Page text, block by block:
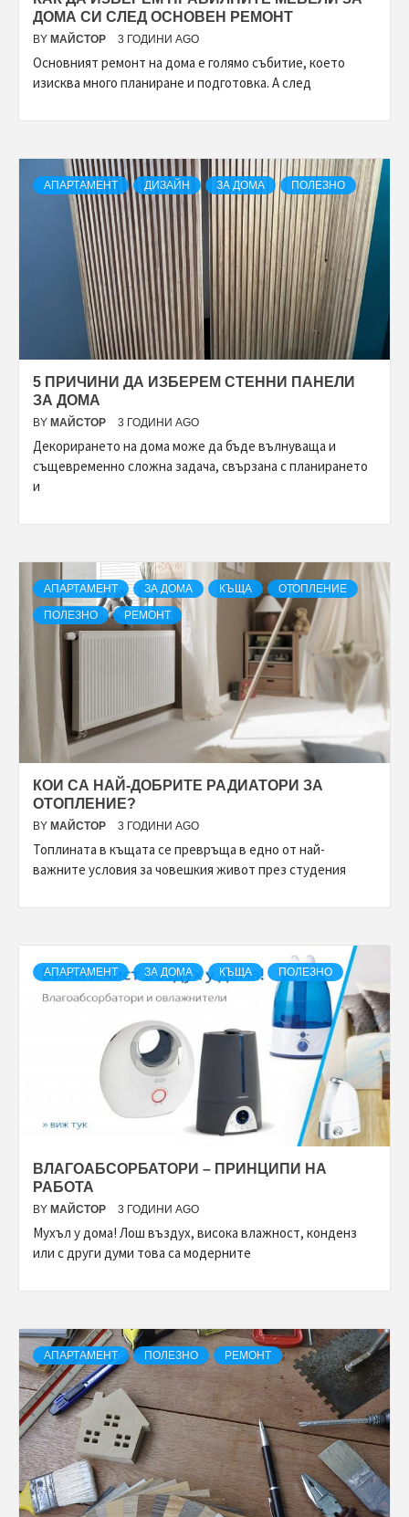
ДОМА СИ СЛЕД ОСНОВЕН РЕМОНТ
BY МАЙСТОР 3 ГОДИНИ AGO
Основният ремонт на дома е голямо събитие, което
изисква много планиране и подготовка. А след
АПАРТАМЕНТ ДИЗАЙН ЗА ДОМА ПОЛЕЗНО
5 ПРИЧИНИ ДА ИЗБЕРЕМ СТЕННИ ПАНЕЛИ
ЗА ДОМА
BY МАЙСТОР 3 ГОДИНИ AGO
Декорирането на дома може да бъде вълнуваща и
същевременно сложна задача, свързана с планирането
и
АПАРТАМЕНТ ЗА ДОМА КЪЩА ОТОПЛЕНИЕ
ПОЛЕЗНО РЕМОНТ
КОИ СА НАЙ-ДОБРИТЕ РАДИАТОРИ ЗА
ОТОПЛЕНИЕ?
BY МАЙСТОР 3 ГОДИНИ AGO
Топлината в къщата се превръща в едно от най-
важните условия за човешкия живот през студения
АПАРТАМЕНТ ЗА ДОМА КЪЩА ПОЛЕЗНО
ВЛАГОАБСОРБАТОРИ – ПРИНЦИПИ НА
РАБОТА
BY МАЙСТОР 3 ГОДИНИ AGO
Мухъл у дома! Лош въздух, висока влажност, конденз
или с други думи това са модерните
АПАРТАМЕНТ ПОЛЕЗНО РЕМОНТ